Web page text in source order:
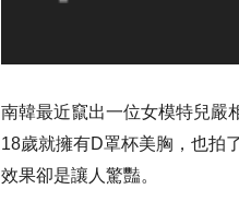
南韓最近竄出一位女模特兒嚴
18歲就擁有D罩杯美胸，也拍
效果卻是讓人驚豔。